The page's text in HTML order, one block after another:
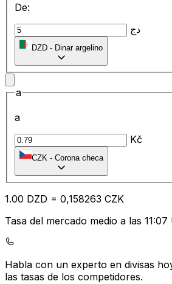
De:
دج
DZD - Dinar argelino
a
a
Kč
CZK - Corona checa
1.00 DZD = 0,158263 CZK
Tasa del mercado medio a las 11:07
Habla con un experto en divisas
las tasas de los competidores.